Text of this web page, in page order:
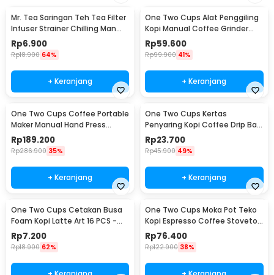
Mr. Tea Saringan Teh Tea Filter
Infuser Strainer Chilling Man
Silicon - MR03
Rp6.900
Rp18.900 64%
+ Keranjang
One Two Cups Alat Penggiling
Kopi Manual Coffee Grinder
Portable - WFCG9800
Rp59.600
Rp99.900 41%
+ Keranjang
One Two Cups Coffee Portable
Maker Manual Hand Press
Espresso 300ml - T35066
Rp189.200
Rp286.900 35%
+ Keranjang
One Two Cups Kertas
Penyaring Kopi Coffee Drip Bag
Paper Filter 50PCS - T111
Rp23.700
Rp45.900 49%
+ Keranjang
One Two Cups Cetakan Busa
Foam Kopi Latte Art 16 PCS -
JJYE01
Rp7.200
Rp18.900 62%
One Two Cups Moka Pot Teko
Kopi Espresso Coffee Stovetop
6 Cup 300ml - Z20
Rp76.400
Rp122.900 38%